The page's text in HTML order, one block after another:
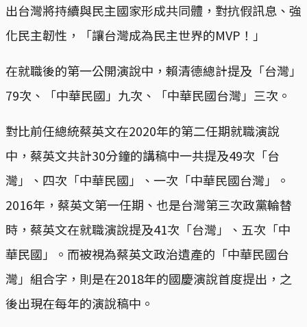
出台灣將持續與民主國家形成共同體，對抗假訊息、強
化民主韌性，「讓台灣成為民主世界的MVP！」
在就職後的第一公開演說中，賴清德總計提及「台灣」
79次、「中華民國」九次、「中華民國台灣」三次。
對比前任總統蔡英文在2020年的第二任期就職演說
中，蔡英文共計30分鐘的講稿中一共提及49次「台
灣」、四次「中華民國」、一次「中華民國台灣」。
2016年，蔡英文第一任期、也是台灣第三次政黨輪替
時，蔡英文在就職演說提及41次「台灣」、五次「中
華民國」。而被視為蔡英文政治遺產的「中華民國台
灣」組合字，則是在2018年的國慶演說首度提出，之
後出現在每年的演說稿中。